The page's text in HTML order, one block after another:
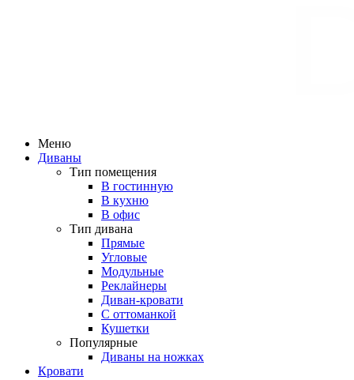
Меню
Диваны
Тип помещения
В гостинную
В кухню
В офис
Тип дивана
Прямые
Угловые
Модульные
Реклайнеры
Диван-кровати
С оттоманкой
Кушетки
Популярные
Диваны на ножках
Кровати